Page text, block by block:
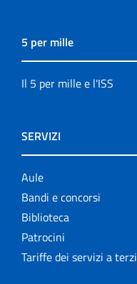
5 per mille
Il 5 per mille e l'ISS
SERVIZI
Aule
Bandi e concorsi
Biblioteca
Patrocini
Tariffe dei servizi a terzi